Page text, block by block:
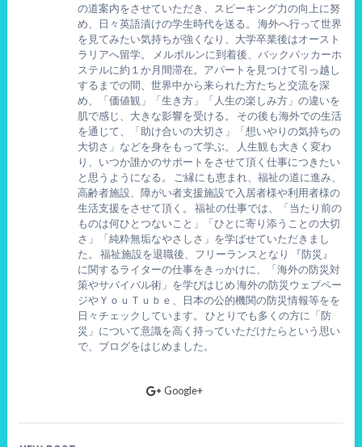
の道案内をさせていただき、スピーキング力の向上に努
め、日々英語漬けの学生時代を送る。 海外へ行って世界
を見てみたい気持ちが強くなり、大学卒業後はオースト
ラリアへ留学。 メルボルンに到着後、バックパッカーホ
ステルに約１か月間滞在。アパートを見つけて引っ越し
するまでの間、世界中から来られた方たちと交流を深
め、「価値観」「生き方」「人生の楽しみ方」の違いを
肌で感じ、大きな影響を受ける。 その後も海外での生活
を通じて、「助け合いの大切さ」「想いやりの気持ちの
大切さ」などを身をもって学ぶ。 人生観も大きく変わ
り、いつか誰かのサポートをさせて頂く仕事につきたい
と思うようになる。 ご縁にも恵まれ、福祉の道に進み、
高齢者施設、障がい者支援施設で入居者様や利用者様の
生活支援をさせて頂く。 福祉の仕事では、「当たり前の
ものは何ひとつないこと」「ひとに寄り添うことの大切
さ」「純粋無垢なやさしさ」を学ばせていただきまし
た。 福祉施設を退職後、フリーランスとなり 『防災』
に関するライターの仕事をきっかけに、「海外の防災対
策やサバイバル術」を学びはじめ 海外の防災ウェブペー
ジやＹｏｕＴｕｂｅ、日本の公的機関の防災情報等をを
日々チェックしています。 ひとりでも多くの方に「防
災」について意識を高く持っていただけたらという思い
で、ブログをはじめました。
Google+